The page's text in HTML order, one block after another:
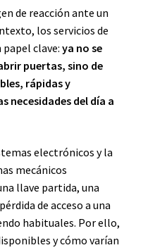
de reacción ante un
los servicios de
clave: ya no se
puertas, sino de
rápidas y
necesidades del día a
electrónicos y la
mecánicos
llave partida, una
de acceso a una
habituales. Por ello,
y cómo varían